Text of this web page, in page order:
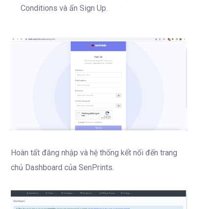
Conditions và ấn Sign Up.
Hoàn tất đăng nhập và hệ thống kết nối đến trang
chủ Dashboard của SenPrints.